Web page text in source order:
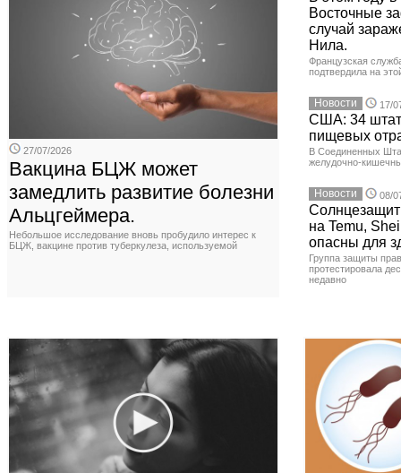
27/07/2026
Вакцина БЦЖ может
замедлить развитие болезни
Альцгеймера.
Небольшое исследование вновь пробудило интерес к
БЦЖ, вакцине против туберкулеза, используемой
Восточные
случай
Нила.
Французская
подтвердила на
Новости 17/
США: 34
пищевых
В Соединенных
желудочно-
Новости 08/
на Temu,
опасны для
Группа защиты
протестировала
недавно